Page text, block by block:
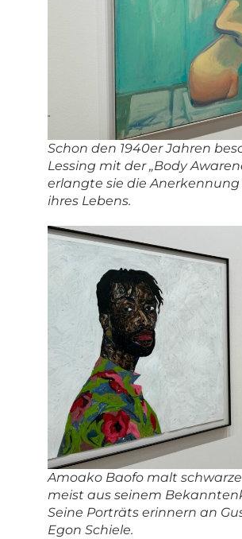
Schon den 1940er Jahren
Lessing mit der „Body
erlangte sie die
ihres Lebens.
Amoako Baofo malt
meist aus seinem
Seine Porträts erinnern an
Egon Schiele.